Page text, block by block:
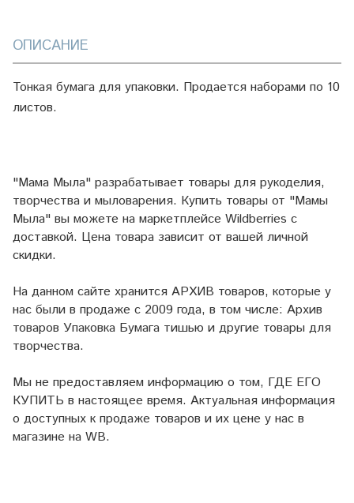
ОПИСАНИЕ
Тонкая бумага для упаковки. Продается наборами по 10
листов.
"Мама Мыла" разрабатывает товары для рукоделия,
творчества и мыловарения. Купить товары от "Мамы
Мыла" вы можете на маркетплейсе Wildberries с
доставкой. Цена товара зависит от вашей личной
скидки.
На данном сайте хранится АРХИВ товаров, которые у
нас были в продаже с 2009 года, в том числе: Архив
товаров Упаковка Бумага тишью и другие товары для
творчества.
Мы не предоставляем информацию о том, ГДЕ ЕГО
КУПИТЬ в настоящее время. Актуальная информация
о доступных к продаже товаров и их цене у нас в
магазине на WB.